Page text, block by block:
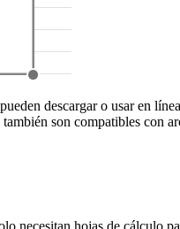
descargar o usar en
son compatibles con